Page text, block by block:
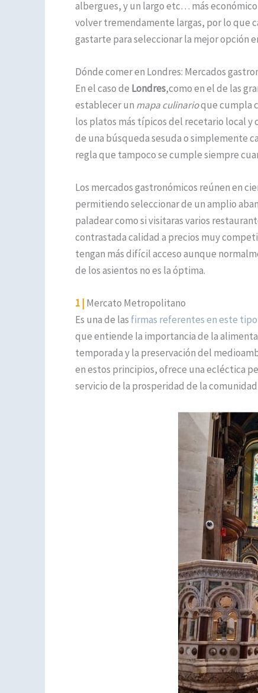
albergues, y un largo etc… más
volver tremendamente largas, por lo que
gastarte para seleccionar la mejor opción
Dónde comer en Londres: Mercados
En el caso de Londres,como en el de las
establecer un mapa culinarioque cumpla
los platos más típicos del recetario local y
de una búsqueda sesuda o simplemente
regla que tampoco se cumple siempre
Los mercados gastronómicos reúnen en
permitiendo seleccionar de un amplio
paladear como si visitaras varios
contrastada calidad a precios muy
tengan más difícil acceso aunque
de los asientos no es la óptima.
1 | Mercato Metropolitano
Es una de las firmas referentes en este
que entiende la importancia de la
temporada y la preservación del
en estos principios, ofrece una ecléctica
servicio de la prosperidad de la